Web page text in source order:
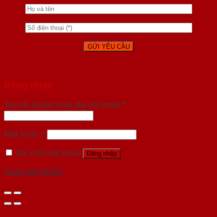
Đăng nhập
Tên tài khoản hoặc địa chỉ email *
Mật khẩu *
Ghi nhớ mật khẩu
Đăng nhập
Quên mật khẩu?